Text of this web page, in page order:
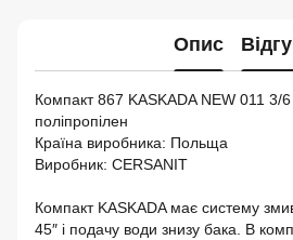
Опис
Компакт 867 KASKADA NEW 011 3/
поліпропілен
Країна виробника: Польща
Виробник: CERSANIT
Компакт KASKADA має систему
45″ і подачу води знизу бака. В